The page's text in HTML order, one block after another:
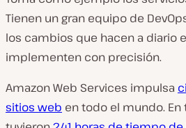
Tienen un gran equipo de
los cambios que hacen a diario
implementen con precisión.
Amazon Web Services impulsa
sitios web en todo el mundo. En